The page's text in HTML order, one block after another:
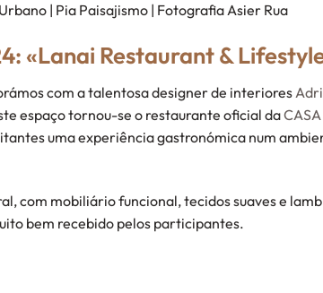
| Pia Paisajismo | Fotografia Asier Rua
«Lanai Restaurant &
com a talentosa designer de interiores
espaço tornou-se o restaurante oficial da
uma experiência gastronómica num
com mobiliário funcional, tecidos suaves e
bem recebido pelos participantes.